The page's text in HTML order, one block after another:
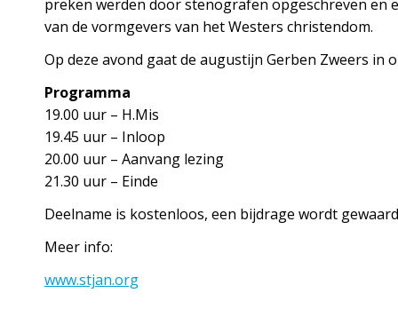
preken werden door stenografen opgeschreven en
van de vormgevers van het Westers christendom.
Op deze avond gaat de augustijn Gerben Zweers in
Programma
19.00 uur – H.Mis
19.45 uur – Inloop
20.00 uur – Aanvang lezing
21.30 uur – Einde
Deelname is kostenloos, een bijdrage wordt
Meer info:
www.stjan.org